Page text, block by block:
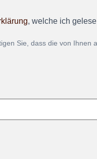
, welche ich
Sie, dass die von Ihnen